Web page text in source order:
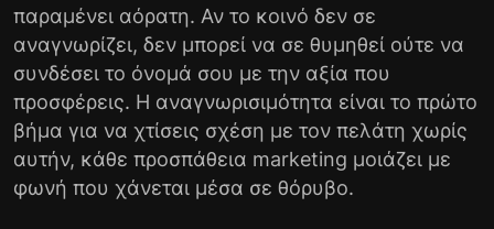
παραμένει αόρατη. Αν το κοινό δεν σε
αναγνωρίζει, δεν μπορεί να σε θυμηθεί ούτε να
συνδέσει το όνομά σου με την αξία που
προσφέρεις. Η αναγνωρισιμότητα είναι το πρώτο
βήμα για να χτίσεις σχέση με τον πελάτη χωρίς
αυτήν, κάθε προσπάθεια marketing μοιάζει με
φωνή που χάνεται μέσα σε θόρυβο.